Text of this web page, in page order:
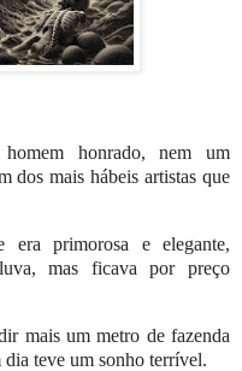
honrado, nem um
dos mais hábeis artistas que
primorosa e elegante,
mas ficava por preço
mais um metro de fazenda
teve um sonho terrível.